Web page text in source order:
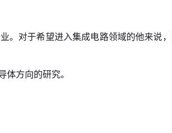
。对于希望进入集成电路领域的他来说
方向的研究。